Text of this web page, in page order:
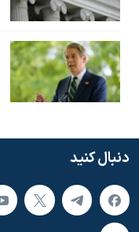
دنبال کنید